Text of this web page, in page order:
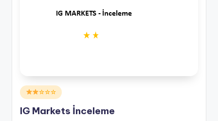
Posted
in
☆☆☆
IG Markets İnceleme